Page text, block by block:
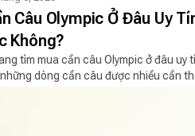
Câu Olympic Ở Đâu Uy
Không?
tìm mua cần câu Olympic ở đâu
dòng cần câu được nhiều cần